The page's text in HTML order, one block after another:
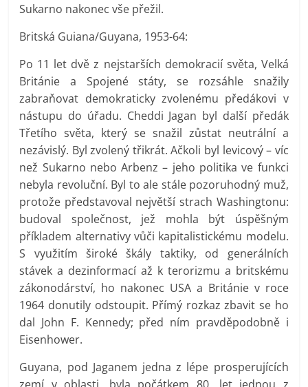
Sukarno nakonec vše přežil.
Britská Guiana/Guyana, 1953-64:
Po 11 let dvě z nejstarších demokracií světa, Velká
Británie a Spojené státy, se rozsáhle snažily
zabraňovat demokraticky zvolenému předákovi v
nástupu do úřadu. Cheddi Jagan byl další předák
Třetího světa, který se snažil zůstat neutrální a
nezávislý. Byl zvolený třikrát. Ačkoli byl levicový – víc
než Sukarno nebo Arbenz – jeho politika ve funkci
nebyla revoluční. Byl to ale stále pozoruhodný muž,
protože představoval největší strach Washingtonu:
budoval společnost, jež mohla být úspěšným
příkladem alternativy vůči kapitalistickému modelu.
S využitím široké škály taktiky, od generálních
stávek a dezinformací až k terorizmu a britskému
zákonodárství, ho nakonec USA a Británie v roce
1964 donutily odstoupit. Přímý rozkaz zbavit se ho
dal John F. Kennedy; před ním pravděpodobně i
Eisenhower.
Guyana, pod Jaganem jedna z lépe prosperujících